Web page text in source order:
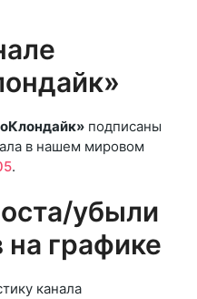
подписаны
в нашем мировом
.
убыли
на графике
канала